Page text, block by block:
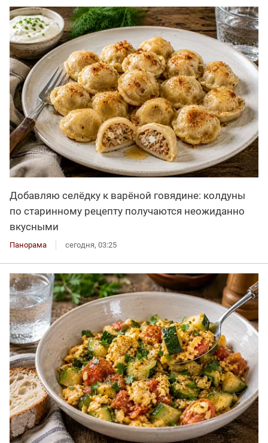
Добавляю селёдку к варёной говядине: колдуны
по старинному рецепту получаются неожиданно
вкусными
Панорама сегодня, 03:25